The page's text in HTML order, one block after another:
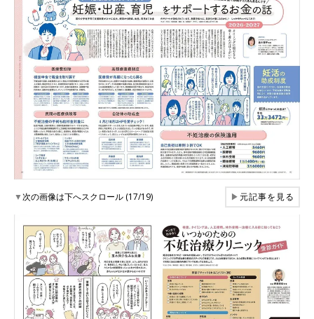
▼次の画像は下へスクロール (17/19) ▶元記事を見る